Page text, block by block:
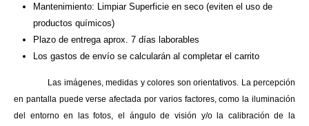
Mantenimiento: Limpiar Superficie en seco (eviten el uso de
productos químicos)
Plazo de entrega aprox. 7 días laborables
Los gastos de envío se calcularán al completar el carrito
Las imágenes, medidas y colores son orientativos. La percepción
en pantalla puede verse afectada por varios factores, como la iluminación
del entorno en las fotos, el ángulo de visión y/o la calibración de la